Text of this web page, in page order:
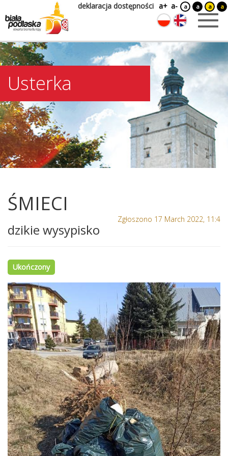
deklaracja dostępności a+ a- a a a a
Usterka
ŚMIECI
Zgłoszono 17 March 2022, 11:4
dzikie wysypisko
Ukończony